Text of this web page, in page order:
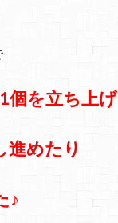
個を立ち上げ
進めたり
♪